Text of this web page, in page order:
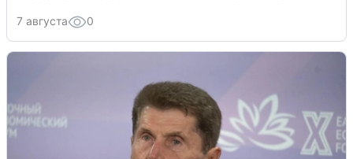
7 августа 0